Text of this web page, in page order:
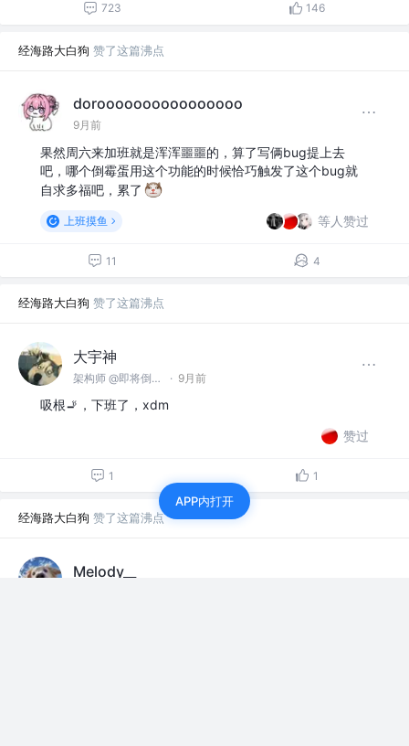
723 146
经海路大白狗 赞了这篇沸点
doroooooooooooooooo
9月前
果然周六来加班就是浑浑噩噩的，算了写俩bug提上去
吧，哪个倒霉蛋用这个功能的时候恰巧触发了这个bug就
自求多福吧，累了
上班摸鱼 等人赞过
11 4
经海路大白狗 赞了这篇沸点
大宇神
架构师 @即将倒闭的小公司 · 9月前
吸根🚬，下班了，xdm
赞过
1 1
经海路大白狗 赞了这篇沸点
Melody__
APP内打开